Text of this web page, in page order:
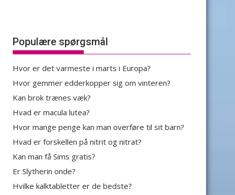
Populære spørgsmål
Hvor er det varmeste i marts i Europa?
Hvor gemmer edderkopper sig om vinteren?
Kan brok trænes væk?
Hvad er macula lutea?
Hvor mange penge kan man overføre til sit barn?
Hvad er forskellen på nitrit og nitrat?
Kan man få Sims gratis?
Er Slytherin onde?
Hvilke kalktabletter er de bedste?